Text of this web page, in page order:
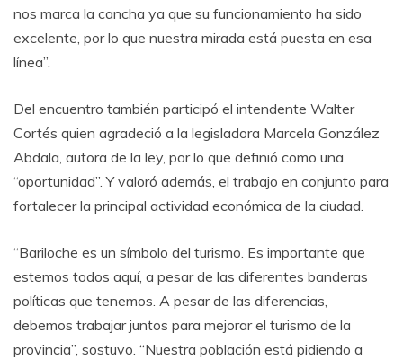
nos marca la cancha ya que su funcionamiento ha sido
excelente, por lo que nuestra mirada está puesta en esa
línea”.
Del encuentro también participó el intendente Walter
Cortés quien agradeció a la legisladora Marcela González
Abdala, autora de la ley, por lo que definió como una
“oportunidad”. Y valoró además, el trabajo en conjunto para
fortalecer la principal actividad económica de la ciudad.
“Bariloche es un símbolo del turismo. Es importante que
estemos todos aquí, a pesar de las diferentes banderas
políticas que tenemos. A pesar de las diferencias,
debemos trabajar juntos para mejorar el turismo de la
provincia”, sostuvo. “Nuestra población está pidiendo a